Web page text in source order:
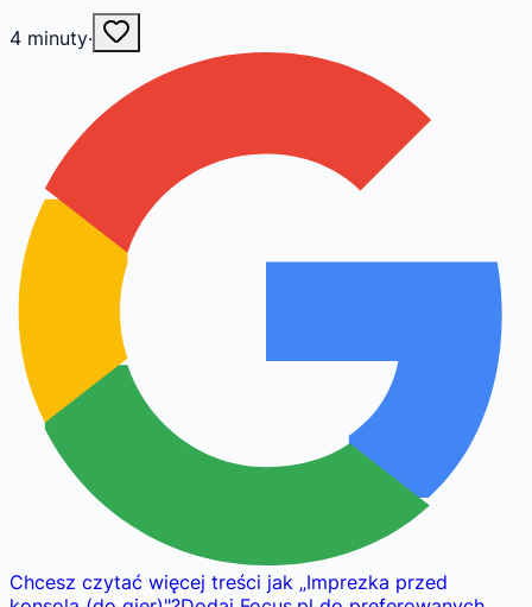
4 minuty·
Chcesz czytać więcej treści jak „Imprezka przed